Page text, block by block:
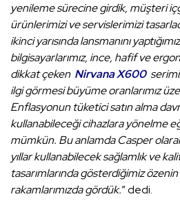
yenileme sürecine girdik, müşteri
ürünlerimizi ve servislerimizi
ikinci yarısında lansmanını
bilgisayarlarımız, ince, hafif ve
dikkat çeken Nirvana X600
ilgi görmesi büyüme oranlarımız
Enflasyonun tüketici satın alma
kullanabileceği cihazlara yönelme
mümkün. Bu anlamda Casper
yıllar kullanabilecek sağlamlık ve
tasarımlarında gösterdiğimiz
rakamlarımızda gördük.” dedi.